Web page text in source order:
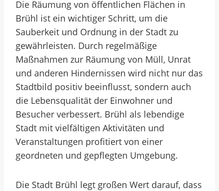
Die Räumung von öffentlichen Flächen in
Brühl ist ein wichtiger Schritt, um die
Sauberkeit und Ordnung in der Stadt zu
gewährleisten. Durch regelmäßige
Maßnahmen zur Räumung von Müll, Unrat
und anderen Hindernissen wird nicht nur das
Stadtbild positiv beeinflusst, sondern auch
die Lebensqualität der Einwohner und
Besucher verbessert. Brühl als lebendige
Stadt mit vielfältigen Aktivitäten und
Veranstaltungen profitiert von einer
geordneten und gepflegten Umgebung.
Die Stadt Brühl legt großen Wert darauf, dass